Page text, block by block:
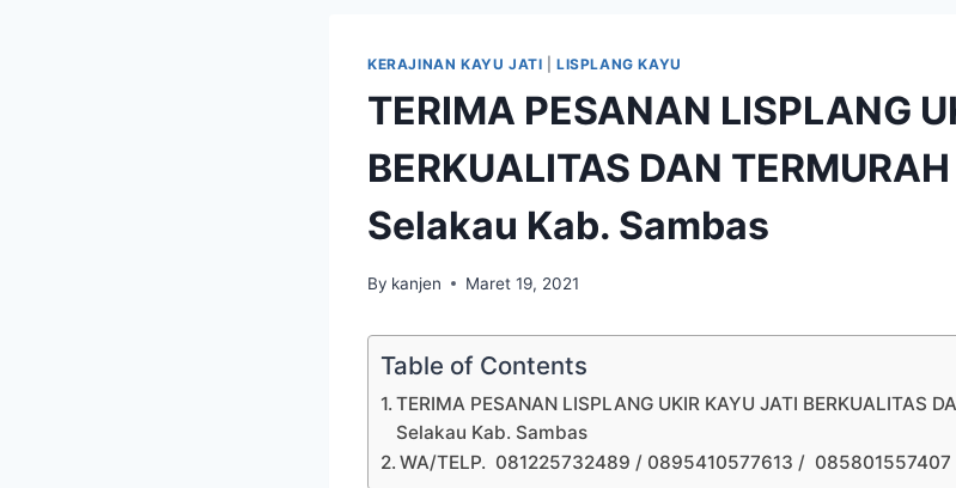
KERAJINAN KAYU JATI |LISPLANG KAYU
TERIMA PESANAN LISPLANG
BERKUALITAS DAN
Selakau Kab. Sambas
By kanjen Maret 19, 2021
Table of Contents
TERIMA PESANAN LISPLANG UKIR KAYU JATI BERKUALITAS
Selakau Kab. Sambas
WA/TELP. 081225732489 / 0895410577613 / 085801557407